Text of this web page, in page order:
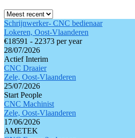
Schrijnwerker- CNC bedienaar
Lokeren, Oost-Vlaanderen
€18591 - 22373 per year
28/07/2026
Actief Interim
CNC Draaier
Zele, Oost-Vlaanderen
25/07/2026
Start People
CNC Machinist
Zele, Oost-Vlaanderen
17/06/2026
AMETEK